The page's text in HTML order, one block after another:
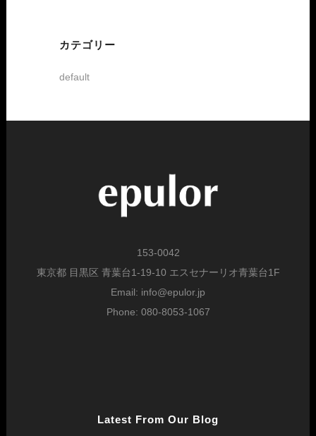
カテゴリー
default
153-0042
東京都 目黒区 青葉台1-19-10 エスセナーリオ青葉台1F
Email: info@epulor.jp
Phone: 080-8053-1067
Latest From Our Blog